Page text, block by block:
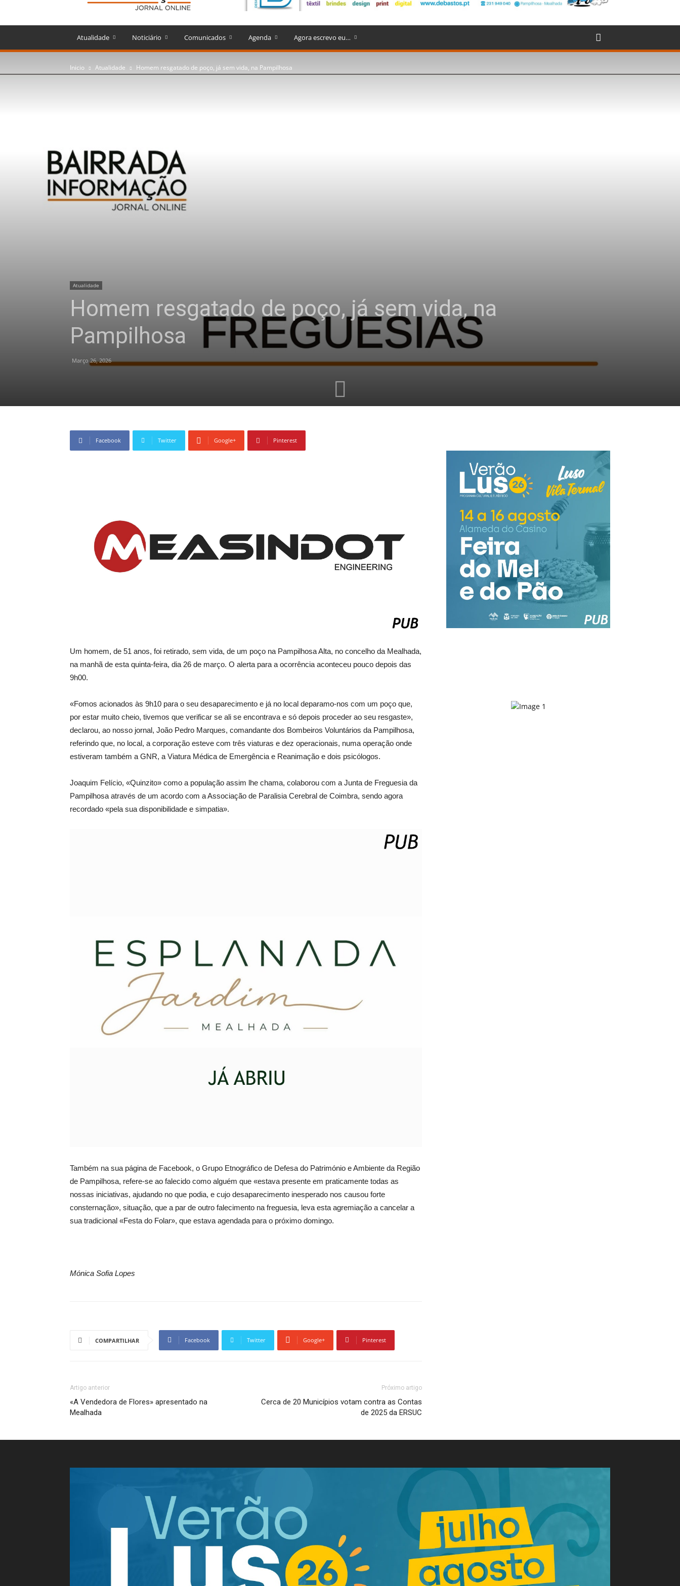
Atualidade Noticiário Comunicados Agenda Agora escrevo eu…
Inicio Atualidade Homem resgatado de poço, já sem vida, na Pampilhosa
Atualidade
Homem resgatado de poço, já sem vida, na
Pampilhosa
Março 26, 2026
Facebook Twitter Google+ Pinterest
Um homem, de 51 anos, foi retirado, sem vida, de um poço na Pampilhosa Alta, no concelho da Mealhada,
na manhã de esta quinta-feira, dia 26 de março. O alerta para a ocorrência aconteceu pouco depois das
9h00.
«Fomos acionados às 9h10 para o seu desaparecimento e já no local deparamo-nos com um poço que,
por estar muito cheio, tivemos que verificar se ali se encontrava e só depois proceder ao seu resgaste»,
declarou, ao nosso jornal, João Pedro Marques, comandante dos Bombeiros Voluntários da Pampilhosa,
referindo que, no local, a corporação esteve com três viaturas e dez operacionais, numa operação onde
estiveram também a GNR, a Viatura Médica de Emergência e Reanimação e dois psicólogos.
Joaquim Felício, «Quinzito» como a população assim lhe chama, colaborou com a Junta de Freguesia da
Pampilhosa através de um acordo com a Associação de Paralisia Cerebral de Coimbra, sendo agora
recordado «pela sua disponibilidade e simpatia».
Também na sua página de Facebook, o Grupo Etnográfico de Defesa do Património e Ambiente da Região
de Pampilhosa, refere-se ao falecido como alguém que «estava presente em praticamente todas as
nossas iniciativas, ajudando no que podia, e cujo desaparecimento inesperado nos causou forte
consternação», situação, que a par de outro falecimento na freguesia, leva esta agremiação a cancelar a
sua tradicional «Festa do Folar», que estava agendada para o próximo domingo.
Mónica Sofia Lopes
COMPARTILHAR Facebook Twitter Google+ Pinterest
Artigo anterior
«A Vendedora de Flores» apresentado na
Mealhada
Próximo artigo
Cerca de 20 Municípios votam contra as Contas
de 2025 da ERSUC